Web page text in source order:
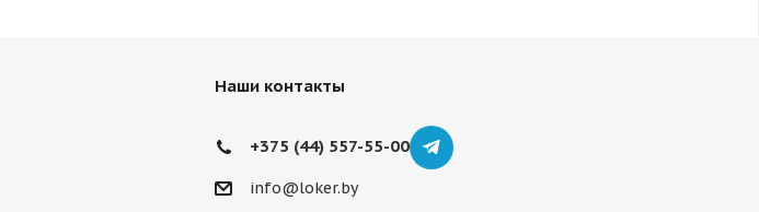
Наши контакты
+375 (44) 557-55-00
info@loker.by